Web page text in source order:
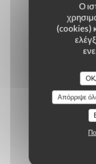
Ο
(cookies)
Απόρριψε